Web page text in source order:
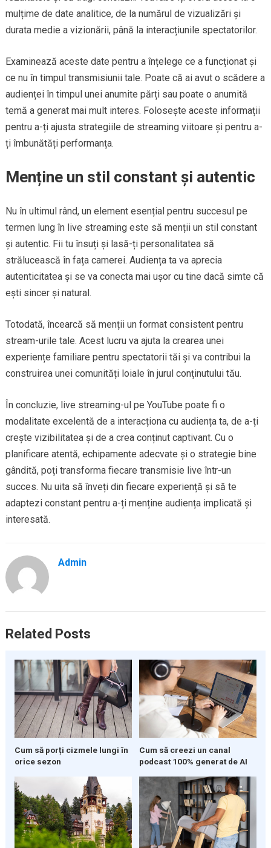
mulțime de date analitice, de la numărul de vizualizări și
durata medie a vizionării, până la interacțiunile spectatorilor.
Examinează aceste date pentru a înțelege ce a funcționat și
ce nu în timpul transmisiunii tale. Poate că ai avut o scădere a
audienței în timpul unei anumite părți sau poate o anumită
temă a generat mai mult interes. Folosește aceste informații
pentru a-ți ajusta strategiile de streaming viitoare și pentru a-
ți îmbunătăți performanța.
Menține un stil constant și autentic
Nu în ultimul rând, un element esențial pentru succesul pe
termen lung în live streaming este să menții un stil constant
și autentic. Fii tu însuți și lasă-ți personalitatea să
strălucească în fața camerei. Audiența ta va aprecia
autenticitatea și se va conecta mai ușor cu tine dacă simte că
ești sincer și natural.
Totodată, încearcă să menții un format consistent pentru
stream-urile tale. Acest lucru va ajuta la crearea unei
experiențe familiare pentru spectatorii tăi și va contribui la
construirea unei comunități loiale în jurul conținutului tău.
În concluzie, live streaming-ul pe YouTube poate fi o
modalitate excelentă de a interacționa cu audiența ta, de a-ți
crește vizibilitatea și de a crea conținut captivant. Cu o
planificare atentă, echipamente adecvate și o strategie bine
gândită, poți transforma fiecare transmisie live într-un
succes. Nu uita să înveți din fiecare experiență și să te
adaptezi constant pentru a-ți menține audiența implicată și
interesată.
Admin
Related Posts
Cum să porți cizmele lungi în
orice sezon
Cum să creezi un canal
podcast 100% generat de AI